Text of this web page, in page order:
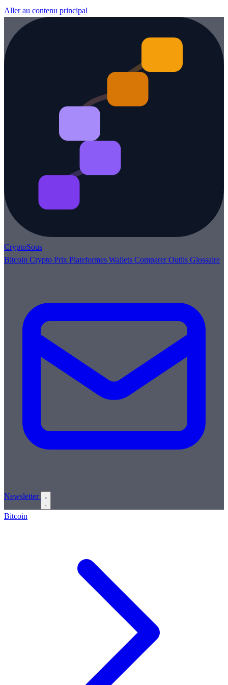
Aller au contenu principal
CryptoSous
Bitcoin Crypto Prix Plateformes Wallets ComparerOutils Glossaire
Newsletter
Bitcoin